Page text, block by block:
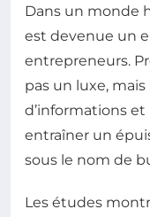
Dans un monde
est devenue un
entrepreneurs.
pas un luxe,
d’informations
entraîner un
sous le nom de
Les études